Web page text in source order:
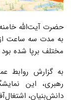
حضرت آیت‌الله
به مدت سه ساعت از
مختلف برپا شده بود
به گزارش روابط
رهبری، این
دانش‌بنیان،